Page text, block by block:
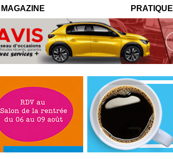
MAGAZINE PRATIQUE